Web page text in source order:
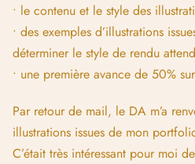
• le contenu et le style des
• des exemples d’illustrations
déterminer le style de rendu
• une première avance de 50%
Par retour de mail, le DA m’a
illustrations issues de mon
C’était très intéressant pour moi